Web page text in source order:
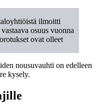
ilmoitti
osuus vuonna
ovat olleet
nousuvauhti on edelleen
kysely.